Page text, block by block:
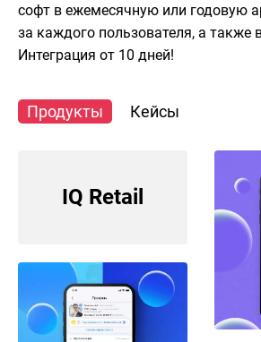
софт в ежемесячную или годовую
за каждого пользователя, а также
Интеграция от 10 дней!
Продукты Кейсы
IQ Retail